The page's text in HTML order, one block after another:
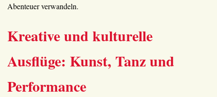
Abenteuer verwandeln.
Kreative und kulturelle
Ausflüge: Kunst, Tanz und
Performance